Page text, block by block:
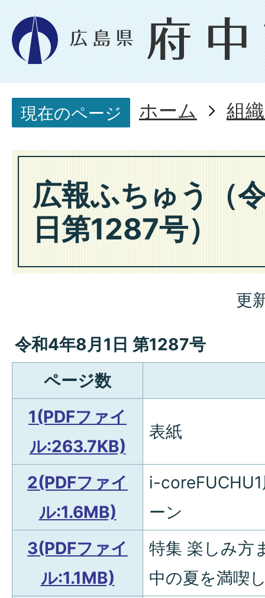
現在のページ ホーム 組
広報ふちゅう（
日第1287号）
更
令和4年8月1日 第1287号
ページ数
1(PDFファイ
ル:263.7KB)
表紙
2(PDFファイ
ル:1.6MB)
i-
ーン
3(PDFファイ
ル:1.1MB)
特集 楽しみ方
中の夏を満喫